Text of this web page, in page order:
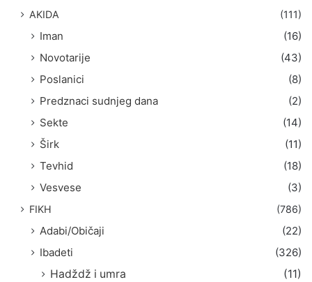
AKIDA
(111)
Iman
(16)
Novotarije
(43)
Poslanici
(8)
Predznaci sudnjeg dana
(2)
Sekte
(14)
Širk
(11)
Tevhid
(18)
Vesvese
(3)
FIKH (786)
Adabi/Običaji
(22)
Ibadeti
(326)
Hadždž i umra
(11)